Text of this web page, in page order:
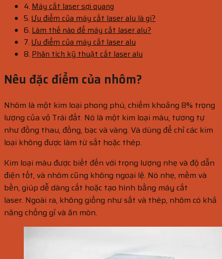
Máy cắt laser sợi quang
Ưu điểm của máy cắt laser alu là gì?
Làm thế nào để máy cắt laser alu?
Ưu điểm của máy cắt laser alu
Phân tích kỹ thuật cắt laser alu
Nêu đặc điểm của nhôm?
Nhôm là một kim loại phong phú, chiếm khoảng 8% trọng
lượng của vỏ Trái đất. Nó là một kim loại màu, tương tự
như đồng thau, đồng, bạc và vàng. Và dùng để chỉ các kim
loại không được làm từ sắt hoặc thép.
Kim loại màu được biết đến với trọng lượng nhẹ và độ dẫn
điện tốt, và nhôm cũng không ngoại lệ. Nó nhẹ, mềm và
bền, giúp dễ dàng cắt hoặc tạo hình bằng máy cắt
laser. Ngoài ra, không giống như sắt và thép, nhôm có khả
năng chống gỉ và ăn mòn.